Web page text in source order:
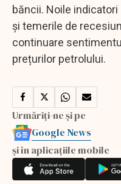
băncii. Noile
și temerile de
continuare
prețurilor petrolului.
Urmăriți-ne și pe
Google News
și în aplicațiile mobile